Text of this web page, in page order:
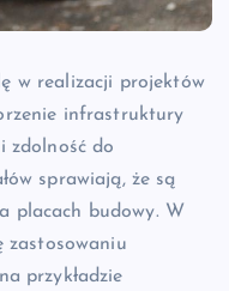
w realizacji projektów
infrastruktury
zdolność do
sprawiają, że są
placach budowy. W
zastosowaniu
przykładzie